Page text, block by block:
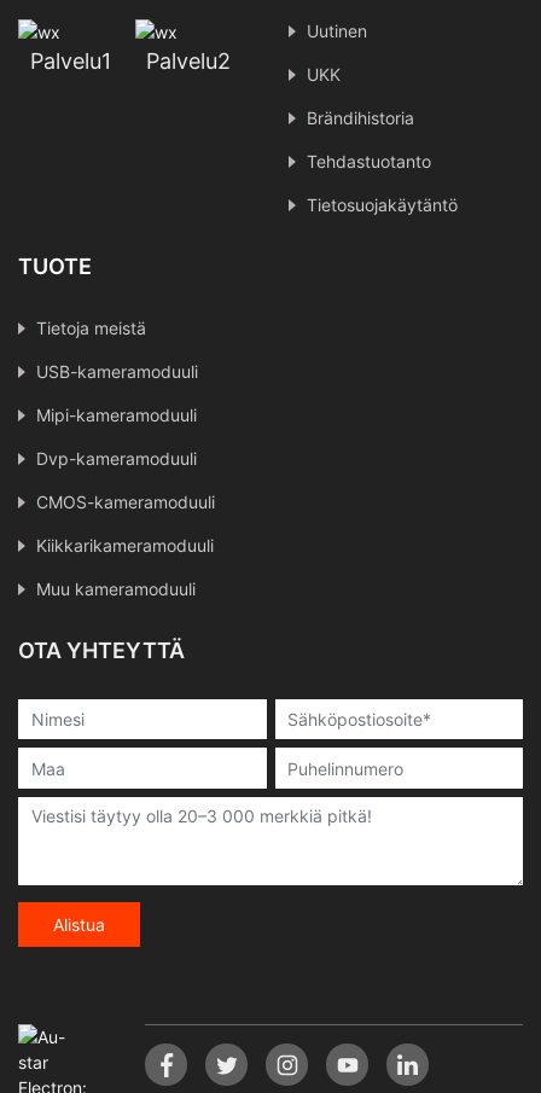
Palvelu1 Palvelu2
Uutinen
UKK
Brändihistoria
Tehdastuotanto
Tietosuojakäytäntö
TUOTE
Tietoja meistä
USB-kameramoduuli
Mipi-kameramoduuli
Dvp-kameramoduuli
CMOS-kameramoduuli
Kiikkarikameramoduuli
Muu kameramoduuli
OTA YHTEYTTÄ
Alistua